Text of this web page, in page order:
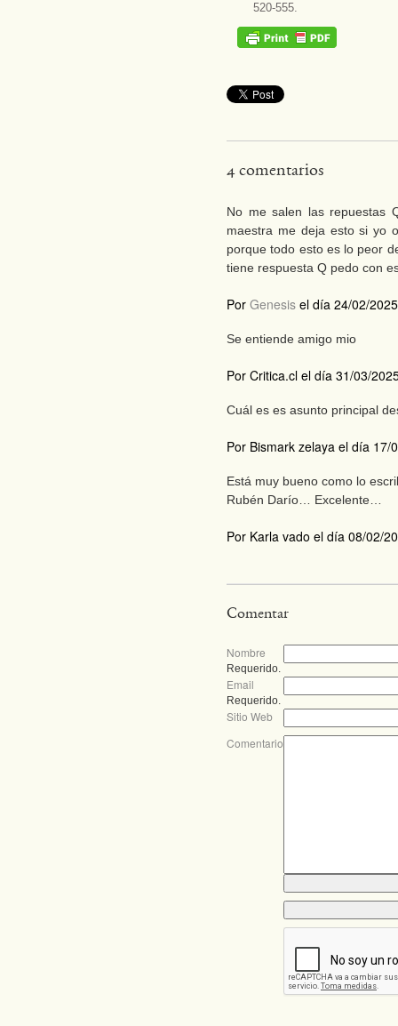
520-555.
4 comentarios
No me salen las repuestas
maestra me deja esto si yo
porque todo esto es lo peor
tiene respuesta Q pedo con
Por Genesis el día 24/02/
Se entiende amigo mio
Por Critica.cl el día 31/03/
Cuál es es asunto principal
Por Bismark zelaya el día
Está muy bueno como lo
Rubén Darío… Excelente…
Por Karla vado el día 08/02/
Comentar
Nombre
Requerido.
Email
Requerido.
Sitio Web
Comentario